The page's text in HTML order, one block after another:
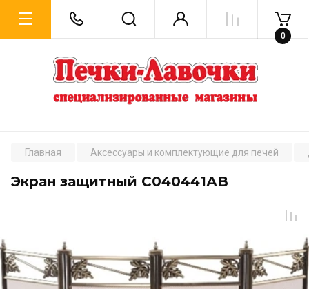
0
Главная Аксессуары и комплектующие для печей
Экран защитный C040441АB